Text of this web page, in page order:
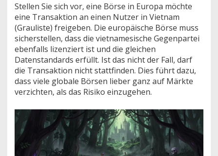
Stellen Sie sich vor, eine Börse in Europa möchte
eine Transaktion an einen Nutzer in Vietnam
(Grauliste) freigeben. Die europäische Börse muss
sicherstellen, dass die vietnamesische Gegenpartei
ebenfalls lizenziert ist und die gleichen
Datenstandards erfüllt. Ist das nicht der Fall, darf
die Transaktion nicht stattfinden. Dies führt dazu,
dass viele globale Börsen lieber ganz auf Märkte
verzichten, als das Risiko einzugehen.